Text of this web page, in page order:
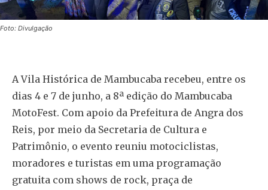
Foto: Divulgação
A Vila Histórica de Mambucaba recebeu, entre os
dias 4 e 7 de junho, a 8ª edição do Mambucaba
MotoFest. Com apoio da Prefeitura de Angra dos
Reis, por meio da Secretaria de Cultura e
Patrimônio, o evento reuniu motociclistas,
moradores e turistas em uma programação
gratuita com shows de rock, praça de